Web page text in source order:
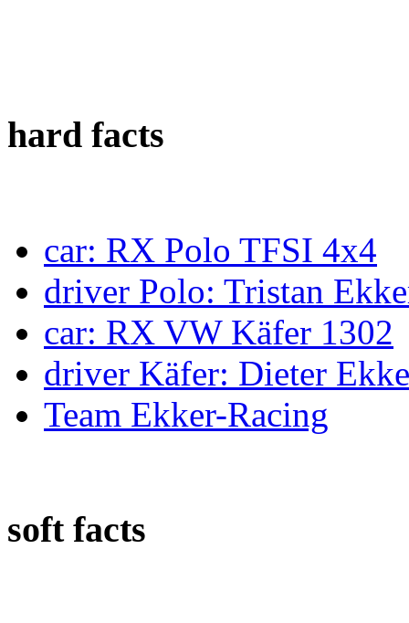
hard facts
car: RX Polo TFSI 4x4
driver Polo: Tristan
car: RX VW Käfer 1302
driver Käfer: Dieter
Team Ekker-Racing
soft facts